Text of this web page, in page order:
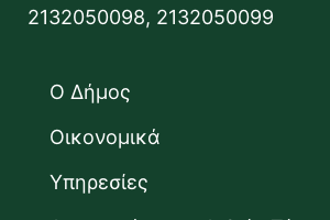
2132050098, 2132050099
Ο Δήμος
Οικονομικά
Υπηρεσίες